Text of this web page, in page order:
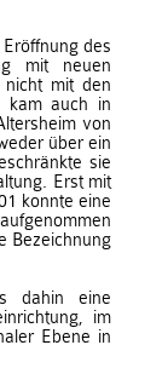
des
mit neuen
mit den
kam auch in
von
über ein
sie
Erst mit
konnte eine
Bezeichnung
dahin eine
im
Ebene in